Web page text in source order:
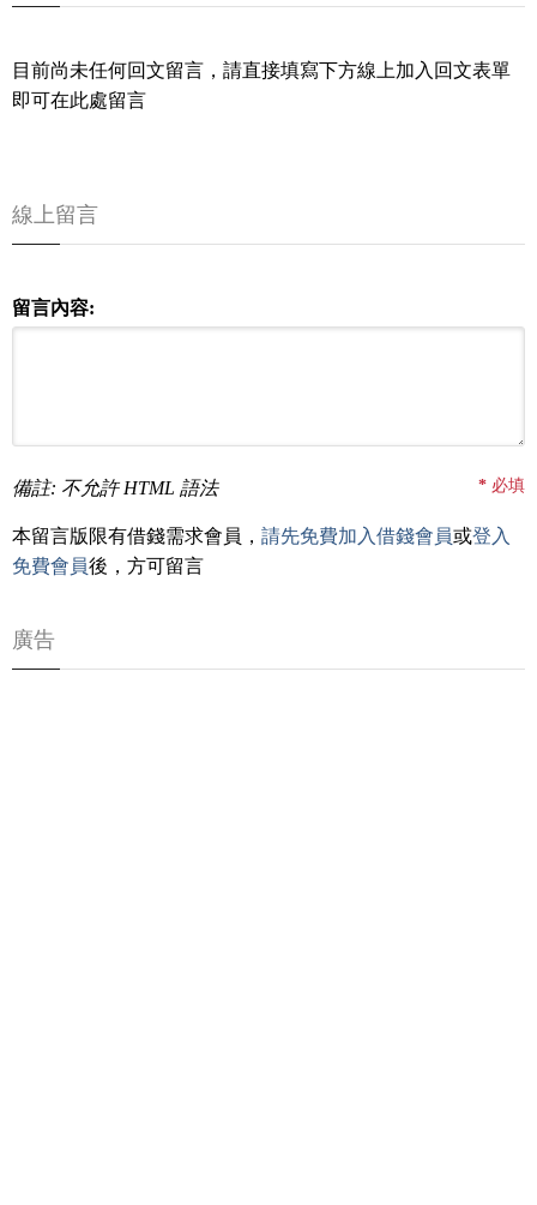
目前尚未任何回文留言，請直接填寫下方線上加入回文表單
即可在此處留言
線上留言
留言內容:
備註: 不允許 HTML 語法 * 必填
本留言版限有借錢需求會員， 請先免費加入借錢會員或登入
免費會員後，方可留言
廣告